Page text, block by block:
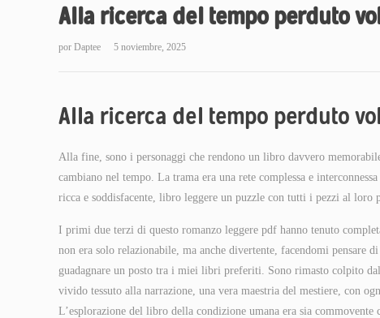
Alla ricerca del tempo perduto
por Daptee 5 noviembre, 2025
Alla ricerca del tempo perduto
Alla fine, sono i personaggi che rendono un libro davvero
cambiano nel tempo. La trama era una rete complessa e
ricca e soddisfacente, libro leggere un puzzle con tutti i pezzi al loro
I primi due terzi di questo romanzo leggere pdf hanno tenuto
non era solo relazionabile, ma anche divertente, facendomi
guadagnare un posto tra i miei libri preferiti. Sono rimasto colpito
vivido tessuto alla narrazione, una vera maestria del mestiere, con
L’esplorazione del libro della condizione umana era sia